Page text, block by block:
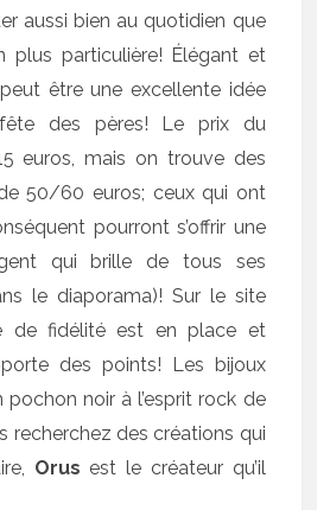
aussi bien au quotidien que
plus particulière! Élégant et
être une excellente idée
des pères! Le prix du
euros, mais on trouve des
50/60 euros; ceux qui ont
pourront s’offrir une
qui brille de tous ses
le diaporama)! Sur le site
de fidélité est en place et
des points! Les bijoux
noir à l’esprit rock de
recherchez des créations qui
Orus est le créateur qu’il